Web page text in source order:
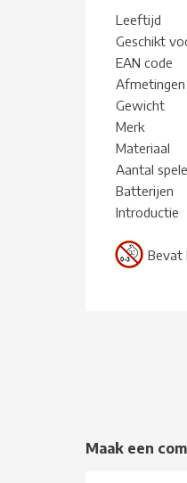
Leeftijd
Geschikt
EAN code
Afmetingen
Gewicht
Merk
Materiaal
Aantal
Batterijen
Introductie
Bevat
Maak een